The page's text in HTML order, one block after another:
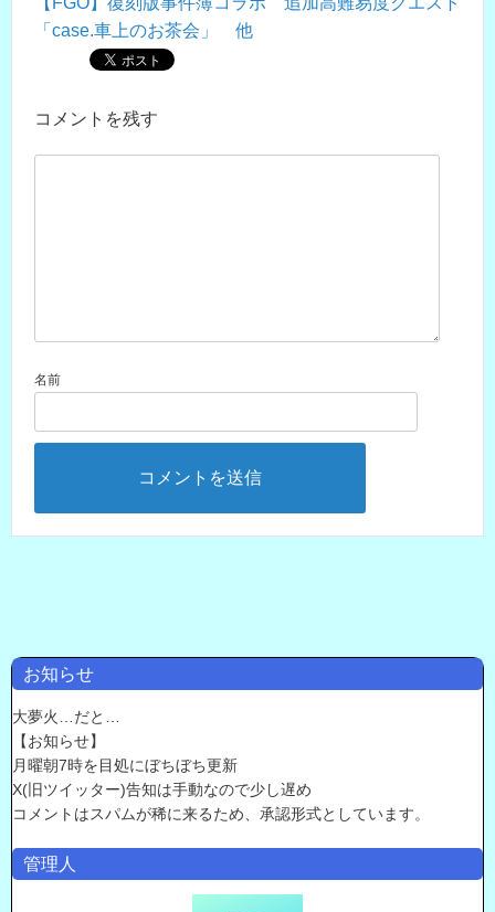
「case.車上のお茶会」 他
コメントを残す
名前
お知らせ
大夢火…だと…
【お知らせ】
月曜朝7時を目処にぼちぼち更新
X(旧ツイッター)告知は手動なので少し遅め
コメントはスパムが稀に来るため、承認形式としています。
管理人